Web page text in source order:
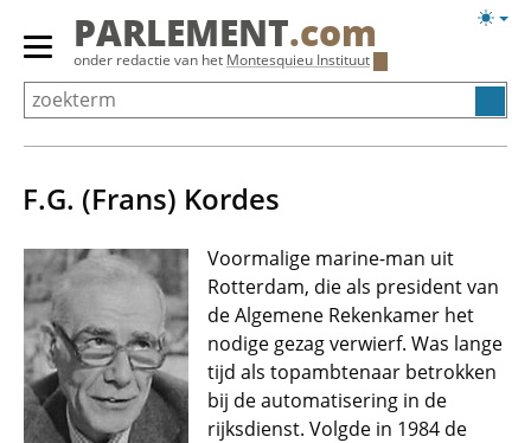
Overslaan
Primair
menu
tonen/verbergen
PARLEMENT.com
onder redactie van het Montesquieu Instituut
F.G. (Frans) Kordes
Voormalige marine-man uit
Rotterdam, die als president van
de Algemene Rekenkamer het
nodige gezag verwierf. Was lange
tijd als topambtenaar betrokken
bij de automatisering in de
rijksdienst. Volgde in 1984 de